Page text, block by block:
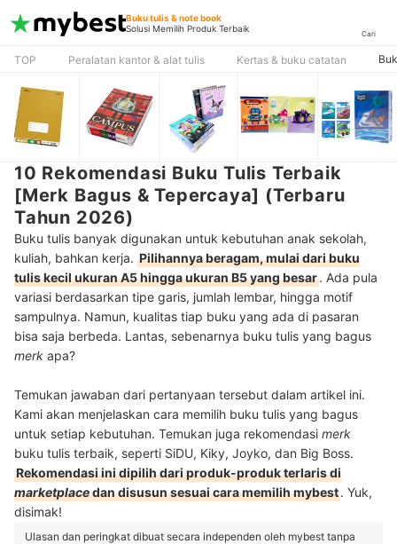
Buku tulis & note book
Solusi Memilih Produk Terbaik
Cari
TOP Peralatan kantor & alat tulis Kertas & buku catatan
10 Rekomendasi Buku Tulis Terbaik
[Merk Bagus & Tepercaya] (Terbaru
Tahun 2026)
Buku tulis banyak digunakan untuk kebutuhan anak sekolah,
kuliah, bahkan kerja. Pilihannya beragam, mulai dari buku
tulis kecil ukuran A5 hingga ukuran B5 yang besar. Ada pula
variasi berdasarkan tipe garis, jumlah lembar, hingga motif
sampulnya. Namun, kualitas tiap buku yang ada di pasaran
bisa saja berbeda. Lantas, sebenarnya buku tulis yang bagus
merk apa?
Temukan jawaban dari pertanyaan tersebut dalam artikel ini.
Kami akan menjelaskan cara memilih buku tulis yang bagus
untuk setiap kebutuhan. Temukan juga rekomendasi merk
buku tulis terbaik, seperti SiDU, Kiky, Joyko, dan Big Boss.
Rekomendasi ini dipilih dari produk-produk terlaris di
marketplacedan disusun sesuai cara memilih mybest. Yuk,
disimak!
Ulasan dan peringkat dibuat secara independen oleh mybest tanpa